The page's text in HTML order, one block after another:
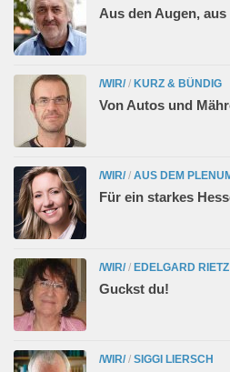
Aus den Augen,
/WIR/ / KURZ & BÜNDIG
Von Autos und
/WIR/ / AUS DEM
Für ein starkes
/WIR/ / EDELGARD RIETZ
Guckst du!
/WIR/ / SIGGI LIERSCH